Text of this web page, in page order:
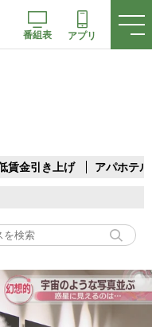
番組表 アプリ
賃金引き上げ アパホテル